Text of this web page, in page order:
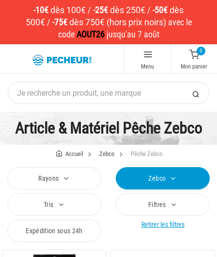
-10€dès 100€ / -25€dès 250€ / -50€dès
500€/ -75€ dès 750€ (hors prix noirs) avec le
codeAOUT26jusqu'au 7 août
Menu
0
Mon panier
Article & Matériel Pêche Zebco
Accueil Zebco Pêche Zebco
Rayons Zebco
Tris Filtres
Expédition sous 24h
Retirer les filtres